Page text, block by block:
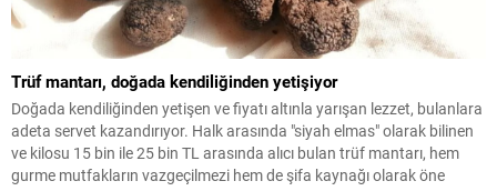
Trüf mantarı, doğada kendiliğinden yetişiyor
Doğada kendiliğinden yetişen ve fiyatı altınla yarışan lezzet, bulanlara
adeta servet kazandırıyor. Halk arasında "siyah elmas" olarak bilinen
ve kilosu 15 bin ile 25 bin TL arasında alıcı bulan trüf mantarı, hem
gurme mutfakların vazgeçilmezi hem de şifa kaynağı olarak öne